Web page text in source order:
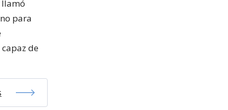
llamó
para
de